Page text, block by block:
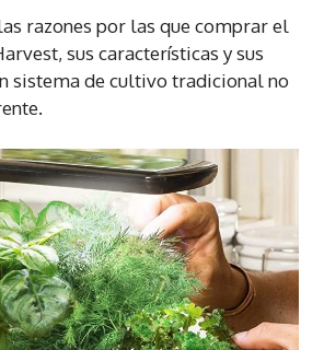
razones por las que comprar el
sus características y sus
sistema de cultivo tradicional no